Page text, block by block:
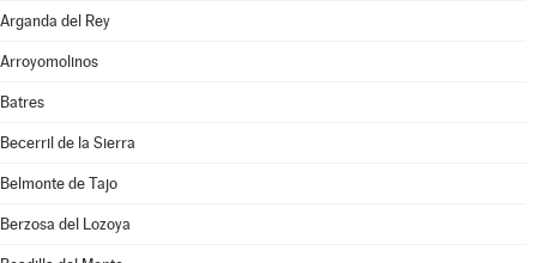
Arganda del Rey
Arroyomolinos
Batres
Becerril de la Sierra
Belmonte de Tajo
Berzosa del Lozoya